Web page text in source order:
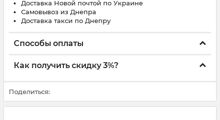
Доставка Новой почтой по Украине
Самовывоз из Днепра
Доставка такси по Днепру
Способы оплаты
Как получить скидку 3%?
Поделиться: